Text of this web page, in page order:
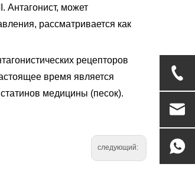
Антагонист, может
рассматривается как
рецепторов
время является
медицины (песок).
следующий: